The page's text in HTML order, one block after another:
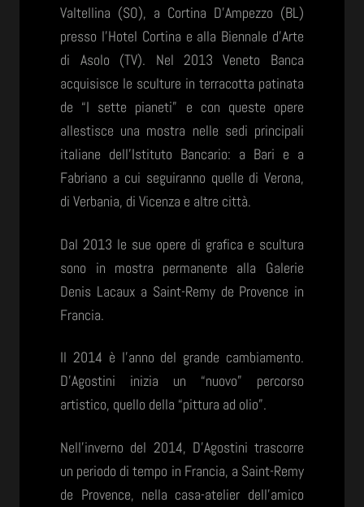
Valtellina (SO), a Cortina D’Ampezzo (BL)
presso l’Hotel Cortina e alla Biennale d’Arte
di Asolo (TV). Nel 2013 Veneto Banca
acquisisce le sculture in terracotta patinata
de “I sette pianeti” e con queste opere
allestisce una mostra nelle sedi principali
italiane dell’Istituto Bancario: a Bari e a
Fabriano a cui seguiranno quelle di Verona,
di Verbania, di Vicenza e altre città.
Dal 2013 le sue opere di grafica e scultura
sono in mostra permanente alla Galerie
Denis Lacaux a Saint-Remy de Provence in
Francia.
Il 2014 è l’anno del grande cambiamento.
D’Agostini inizia un “nuovo” percorso
artistico, quello della “pittura ad olio”.
Nell’inverno del 2014, D’Agostini trascorre
un periodo di tempo in Francia, a Saint-Remy
de Provence, nella casa-atelier dell’amico